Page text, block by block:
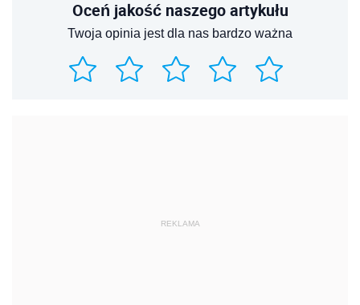
Oceń jakość naszego artykułu
Twoja opinia jest dla nas bardzo ważna
REKLAMA